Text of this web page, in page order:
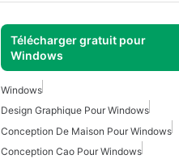
Télécharger gratuit pour
Windows
Windows
Design Graphique Pour Windows
Conception De Maison Pour Windows
Conception Cao Pour Windows